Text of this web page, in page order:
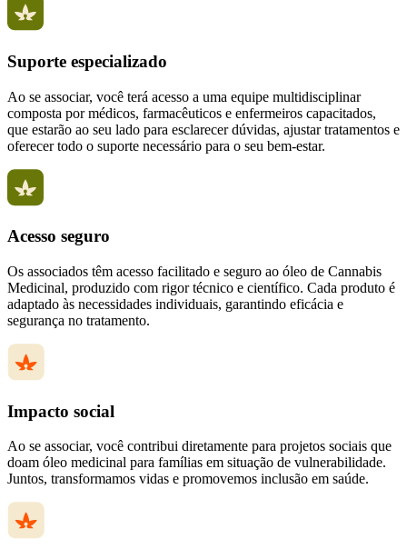
Suporte especializado
Ao se associar, você terá acesso a uma equipe multidisciplinar
composta por médicos, farmacêuticos e enfermeiros capacitados,
que estarão ao seu lado para esclarecer dúvidas, ajustar tratamentos e
oferecer todo o suporte necessário para o seu bem-estar.
Acesso seguro
Os associados têm acesso facilitado e seguro ao óleo de Cannabis
Medicinal, produzido com rigor técnico e científico. Cada produto é
adaptado às necessidades individuais, garantindo eficácia e
segurança no tratamento.
Impacto social
Ao se associar, você contribui diretamente para projetos sociais que
doam óleo medicinal para famílias em situação de vulnerabilidade.
Juntos, transformamos vidas e promovemos inclusão em saúde.